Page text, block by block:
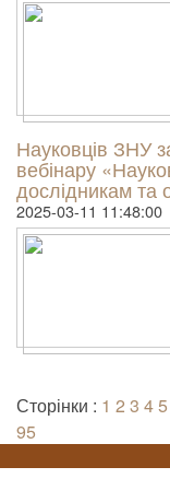
Науковців ЗНУ
вебінару
дослідникам та
2025-03-11 11:48:00
Сторінки : 1 2 3 45
95